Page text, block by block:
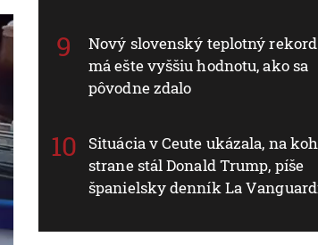
Nový slovenský teplotný rekord
má ešte vyššiu hodnotu, ako sa
pôvodne zdalo
Situácia v Ceute ukázala, na
strane stál Donald Trump, píše
španielsky denník La